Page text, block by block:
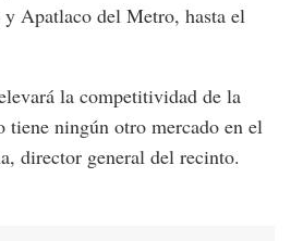
Apatlaco del Metro, hasta el
la competitividad de la
ningún otro mercado en el
director general del recinto.